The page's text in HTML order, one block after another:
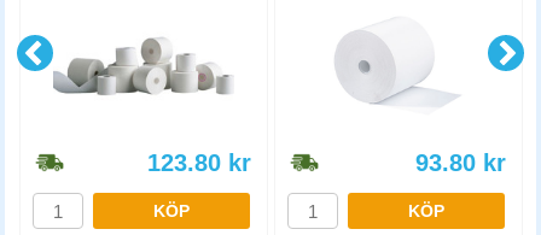
123.80 kr
KÖP
93.80 kr
KÖP